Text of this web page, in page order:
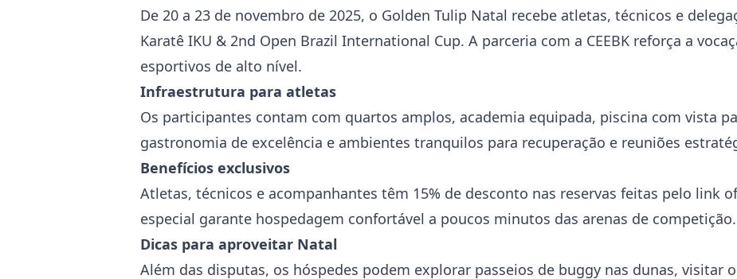
De 20 a 23 de novembro de 2025, o Golden Tulip Natal recebe atletas, técnicos e
Karatê IKU & 2nd Open Brazil International Cup. A parceria com a CEEBK reforça a
esportivos de alto nível.
Infraestrutura para atletas
Os participantes contam com quartos amplos, academia equipada, piscina com vista
gastronomia de excelência e ambientes tranquilos para recuperação e reuniões
Benefícios exclusivos
Atletas, técnicos e acompanhantes têm 15% de desconto nas reservas feitas pelo link
especial garante hospedagem confortável a poucos minutos das arenas de competição.
Dicas para aproveitar Natal
Além das disputas, os hóspedes podem explorar passeios de buggy nas dunas, visitar